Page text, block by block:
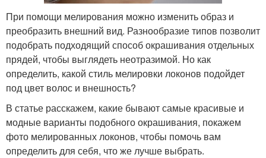
При помощи мелирования можно изменить образ и
преобразить внешний вид. Разнообразие типов позволит
подобрать подходящий способ окрашивания отдельных
прядей, чтобы выглядеть неотразимой. Но как
определить, какой стиль мелировки локонов подойдет
под цвет волос и внешность?
В статье расскажем, какие бывают самые красивые и
модные варианты подобного окрашивания, покажем
фото мелированных локонов, чтобы помочь вам
определить для себя, что же лучше выбрать.